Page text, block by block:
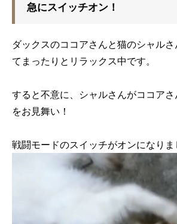
急にスイッチオン！
ダックスのココアさんと猫のシャル
てまったりとリラックス中です。
すると不意に、シャルさんがココア
をお見舞い！
戦闘モードのスイッチがオンになりま